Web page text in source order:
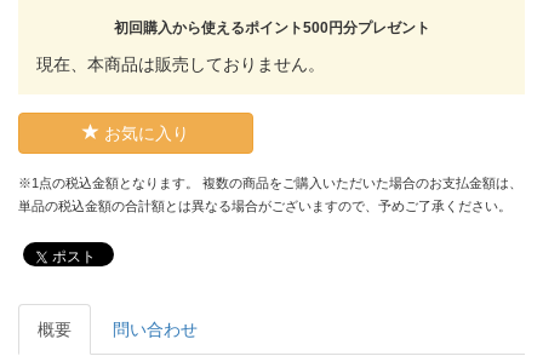
初回購入から使えるポイント500円分プレゼント
現在、本商品は販売しておりません。
お気に入り
※1点の税込金額となります。 複数の商品をご購入いただいた場合のお支払金額は、
単品の税込金額の合計額とは異なる場合がございますので、予めご了承ください。
ポスト
概要 問い合わせ